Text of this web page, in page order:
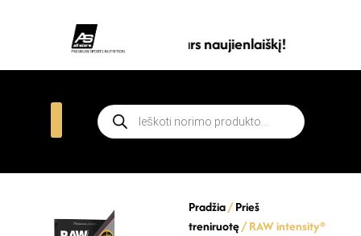
Prenumeruokite all stars naujienlaiškį!
Pradžia/Prieš
treniruotę/ RAW intensity®